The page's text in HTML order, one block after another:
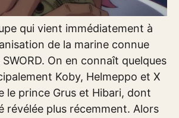
qui vient immédiatement à
de la marine connue
On en connaît quelques
Koby, Helmeppo et X
le prince Grus et Hibari, dont
révélée plus récemment. Alors